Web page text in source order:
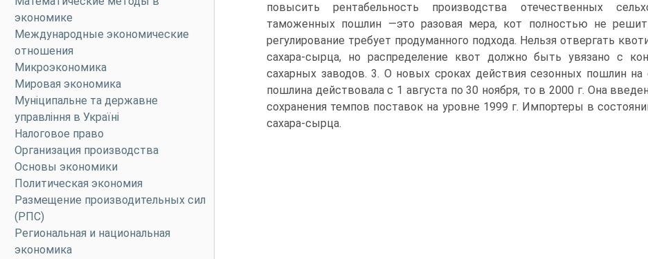
экономике
Международные экономические
отношения
Микроэкономика
Мировая экономика
Муніципальне та державне
управління в Україні
Налоговое право
Организация производства
Основы экономики
Политическая экономия
Размещение производительных сил
(РПС)
Региональная и национальная
экономика
повысить рентабельность производства отече­ственных
таможенных пошлин —это разовая мера, кот полностью не решит
регулирование требует продуманного подхода. Нельзя отвергать
сахара-сырца, но распределение квот должно быть увязано с
сахарных заводов. 3. О новых сроках действия сезонных пошлин
пошлина действовала с 1 августа по 30 ноября, то в 2000 г. Она
сохранения темпов поставок на уровне 1999 г. Импортеры в
сахара-сырца.